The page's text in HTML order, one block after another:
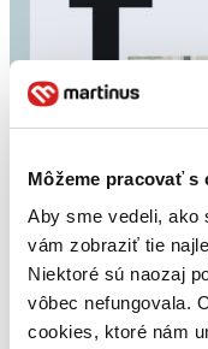
Môžeme pracovať s
Aby sme vedeli, ako
vám zobraziť tie
Niektoré sú naozaj
vôbec nefungovala.
cookies, ktoré nám